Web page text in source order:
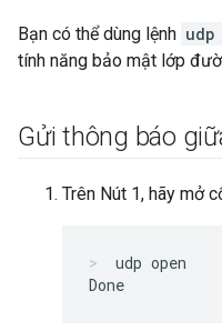
Bạn có thể dùng lệnh
tính năng bảo mật lớp
Gửi thông báo
Trên Nút 1, hãy mở
udp open